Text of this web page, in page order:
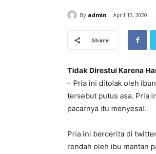
By admin April 13, 2020
Share
Tidak Direstui Karena
– Pria ini ditolak oleh
tersebut putus asa. Pria
pacarnya itu menyesal.
Pria ini bercerita di
rendah oleh ibu mantan